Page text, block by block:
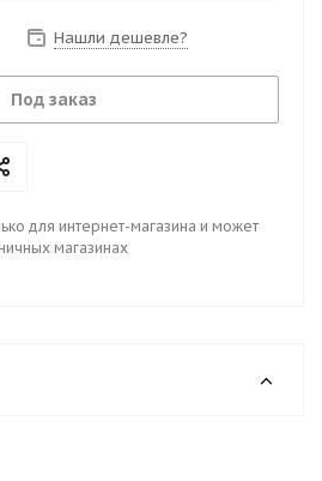
Нашли дешевле?
Под заказ
для интернет-магазина и может
магазинах